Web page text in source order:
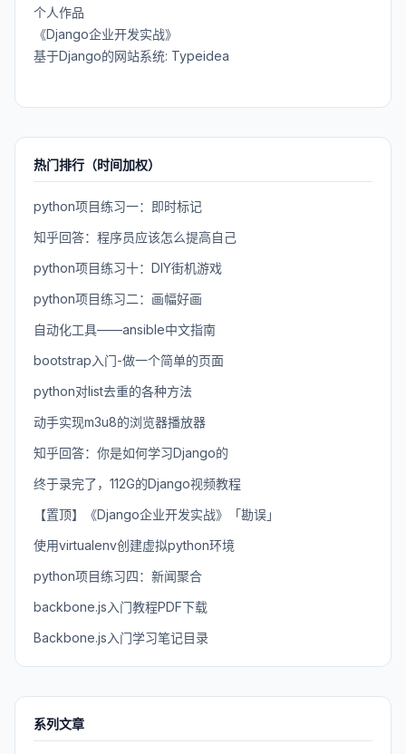
个人作品
《Django企业开发实战》
基于Django的网站系统: Typeidea
热门排行（时间加权）
python项目练习一：即时标记
知乎回答：程序员应该怎么提高自己
python项目练习十：DIY街机游戏
python项目练习二：画幅好画
自动化工具——ansible中文指南
bootstrap入门-做一个简单的页面
python对list去重的各种方法
动手实现m3u8的浏览器播放器
知乎回答：你是如何学习Django的
终于录完了，112G的Django视频教程
【置顶】《Django企业开发实战》「勘误」
使用virtualenv创建虚拟python环境
python项目练习四：新闻聚合
backbone.js入门教程PDF下载
Backbone.js入门学习笔记目录
系列文章